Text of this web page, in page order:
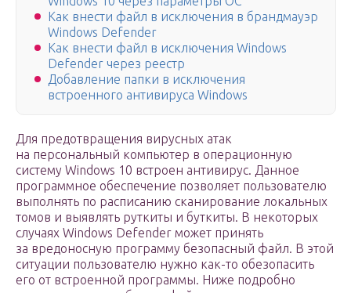
Как внести файл в исключения в брандмауэр
Windows Defender
Как внести файл в исключения Windows
Defender через реестр
Добавление папки в исключения
встроенного антивируса Windows
Для предотвращения вирусных атак
на персональный компьютер в операционную
систему Windows 10 встроен антивирус. Данное
программное обеспечение позволяет пользователю
выполнять по расписанию сканирование локальных
томов и выявлять руткиты и буткиты. В некоторых
случаях Windows Defender может принять
за вредоносную программу безопасный файл. В этой
ситуации пользователю нужно как-то обезопасить
его от встроенной программы. Ниже подробно